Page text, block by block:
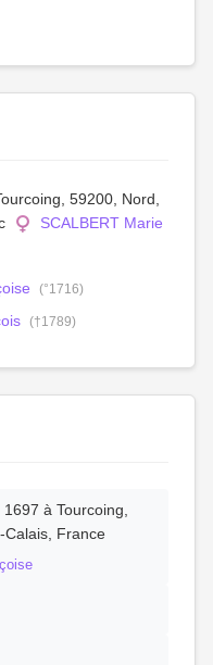
59200, Nord,
SCALBERT Marie
(°1716)
(†1789)
à Tourcoing,
Calais, France